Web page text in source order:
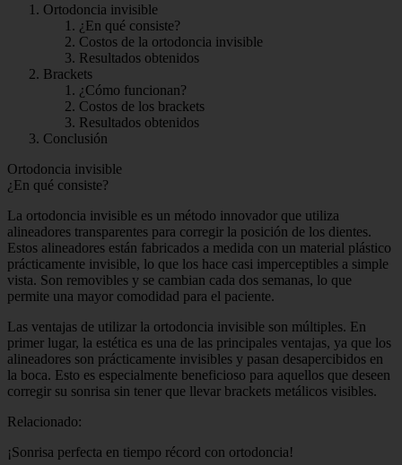
Ortodoncia invisible
¿En qué consiste?
Costos de la ortodoncia invisible
Resultados obtenidos
Brackets
¿Cómo funcionan?
Costos de los brackets
Resultados obtenidos
Conclusión
Ortodoncia invisible
¿En qué consiste?
La ortodoncia invisible es un método innovador que utiliza
alineadores transparentes para corregir la posición de los dientes.
Estos alineadores están fabricados a medida con un material plástico
prácticamente invisible, lo que los hace casi imperceptibles a simple
vista. Son removibles y se cambian cada dos semanas, lo que
permite una mayor comodidad para el paciente.
Las ventajas de utilizar la ortodoncia invisible son múltiples. En
primer lugar, la estética es una de las principales ventajas, ya que los
alineadores son prácticamente invisibles y pasan desapercibidos en
la boca. Esto es especialmente beneficioso para aquellos que deseen
corregir su sonrisa sin tener que llevar brackets metálicos visibles.
Relacionado:
¡Sonrisa perfecta en tiempo récord con ortodoncia!